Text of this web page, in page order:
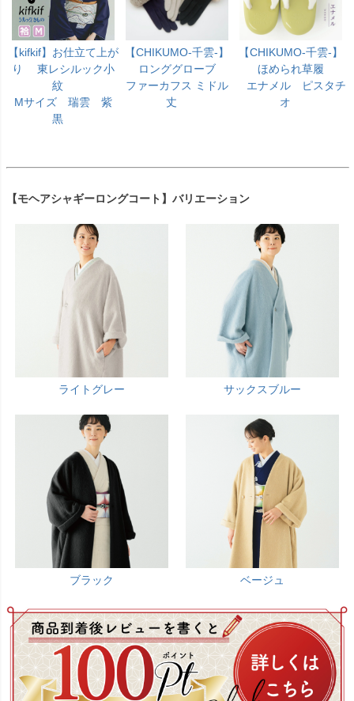
【kifkif】お仕立て上が
り 東レシルック小
紋
Mサイズ 瑞雲 紫
黒
【CHIKUMO-千雲-】
ロンググローブ
ファーカフス ミドル
丈
【CHIKUMO-千雲-】
ほめられ草履
エナメル ピスタチ
オ
【モヘアシャギーロングコート】バリエーション
ライトグレー サックスブルー
ブラック ベージュ